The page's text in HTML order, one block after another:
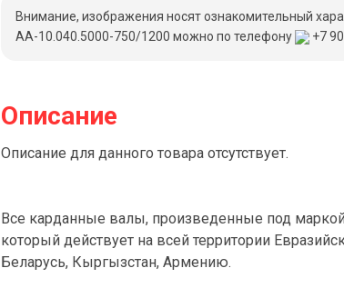
Внимание, изображения носят ознакомительный
АА-10.040.5000-750/1200 можно по телефону
+7
Описание
Описание для данного товара отсутствует.
Все карданные валы, произведенные под
который действует на всей территории
Беларусь, Кыргызстан, Армению.